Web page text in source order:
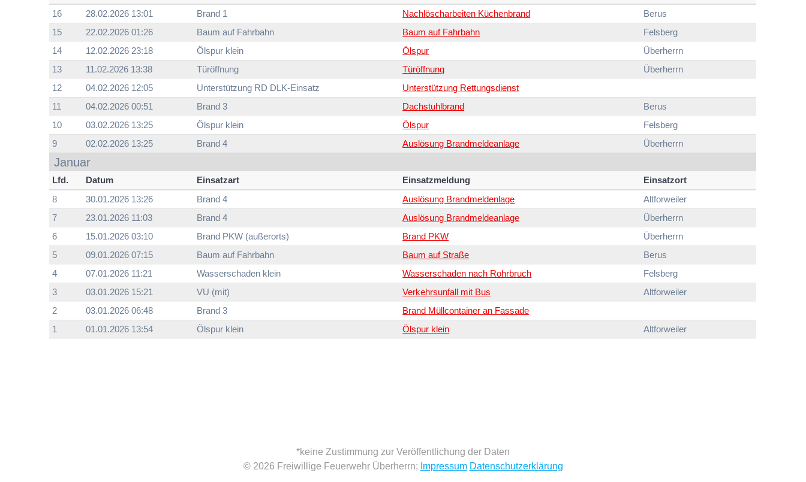
16
28.02.2026 13:01 Brand 1 Nachlöscharbeiten Küchenbrand
Berus
15
22.02.2026 01:26 Baum auf Fahrbahn Baum auf Fahrbahn
Felsberg
14
12.02.2026 23:18 Ölspur klein Ölspur
Überherrn
13
11.02.2026 13:38 Türöffnung Türöffnung
Überherrn
12
04.02.2026 12:05 Unterstützung RD DLK-Einsatz
Unterstützung Rettungsdienst
11
04.02.2026 00:51 Brand 3 Dachstuhlbrand
Berus
10
03.02.2026 13:25 Ölspur klein Ölspur
Felsberg
9
02.02.2026 13:25 Brand 4 Auslösung Brandmeldeanlage Überherrn
Januar
Lfd. Datum Einsatzart Einsatzmeldung
Einsatzort
8
30.01.2026 13:26 Brand 4 Auslösung Brandmeldenlage
Altforweiler
7
23.01.2026 11:03 Brand 4 Auslösung Brandmeldeanlage
Überherrn
6
15.01.2026 03:10 Brand PKW (außerorts) Brand PKW
Überherrn
5
09.01.2026 07:15 Baum auf Fahrbahn Baum auf Straße
Berus
4
07.01.2026 11:21 Wasserschaden klein Wasserschaden nach Rohrbruch
Felsberg
3
03.01.2026 15:21 VU (mit) Verkehrsunfall mit Bus
Altforweiler
2
03.01.2026 06:48 Brand 3
Brand Müllcontainer an Fassade
1
01.01.2026 13:54 Ölspur klein Ölspur klein Altforweiler
*keine Zustimmung zur Veröffentlichung der Daten
© 2026 Freiwillige Feuerwehr Überherrn; Impressum Datenschutzerklärung